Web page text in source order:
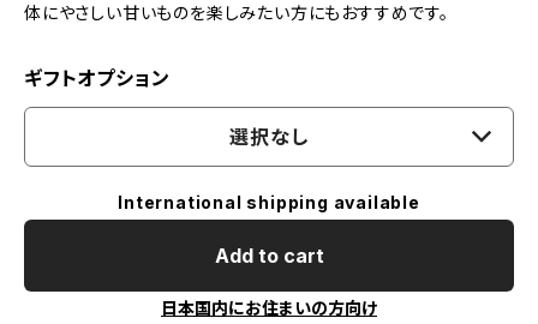
体にやさしい甘いものを楽しみたい方にもおすすめです。
ギフトオプション
選択なし
International shipping available
Add to cart
日本国内にお住まいの方向け